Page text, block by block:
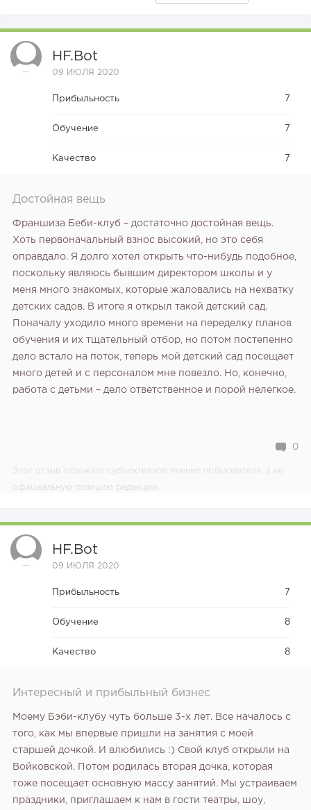
HF.bot
09 ИЮЛЯ 2020
Прибыльность 7
Обучение 7
Качество 7
Достойная вещь
Франшиза Беби-клуб – достаточно достойная вещь.
Хоть первоначальный взнос высокий, но это себя
оправдало. Я долго хотел открыть что-нибудь подобное,
поскольку являюсь бывшим директором школы и у
меня много знакомых, которые жаловались на нехватку
детских садов. В итоге я открыл такой детский сад.
Поначалу уходило много времени на переделку планов
обучения и их тщательный отбор, но потом постепенно
дело встало на поток, теперь мой детский сад посещает
много детей и с персоналом мне повезло. Но, конечно,
работа с детьми – дело ответственное и порой нелегкое.
0
Этот отзыв отражает субъективное мнение пользователя, а не
официальную позицию редакции.
HF.bot
09 ИЮЛЯ 2020
Прибыльность 7
Обучение 8
Качество 8
Интересный и прибыльный бизнес
Моему Бэби-клубу чуть больше 3-х лет. Все началось с
того, как мы впервые пришли на занятия с моей
старшей дочкой. И влюбились :) Свой клуб открыли на
Войковской. Потом родилась вторая дочка, которая
тоже посещает основную массу занятий. Мы устраиваем
праздники, приглашаем к нам в гости театры, шоу,